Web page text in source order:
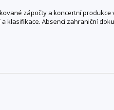
zápočty a koncertní
Absenci zahraniční